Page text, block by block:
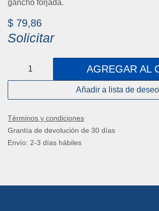
gancho forjada.
$ 79,86
Solicitar
AGREGAR AL
Añadir a lista de
Términos y condiciones
Grantía de devolución de 30 días
Envío: 2-3 días hábiles